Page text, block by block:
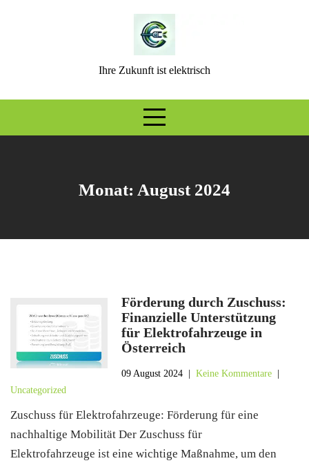
Ihre Zukunft ist elektrisch
Monat: August 2024
Förderung durch Zuschuss:
Finanzielle Unterstützung
für Elektrofahrzeuge in
Österreich
09 August 2024 |Keine Kommentare
Uncategorized
Zuschuss für Elektrofahrzeuge: Förderung für eine
nachhaltige Mobilität Der Zuschuss für
Elektrofahrzeuge ist eine wichtige Maßnahme, um den